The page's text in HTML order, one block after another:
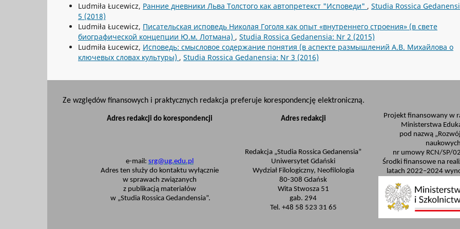
Ludmiła Łucewicz, Ранние дневники Льва Толстого как автопретекст "Исповеди" , Studia Rossica
5 (2018)
Ludmiła Łucewicz, Писательская исповедь Николая Гоголя как опыт «внутреннего строения» (в свете
биографической концепции Ю.м. Лотмана) , Studia Rossica Gedanensia: Nr 2 (2015)
Ludmiła Łucewicz, Исповедь: смысловое содержание понятия (в аспекте размышлений A.В. Mихайлова о
ключевых словах культуры) , Studia Rossica Gedanensia: Nr 3 (2016)
Ze względów finansowych i praktycznych redakcja preferuje korespondencję elektroniczną.
Adres redakcji do korespondencji Adres redakcji
Projekt finansowany w
Ministerstwa
pod nazwą
nr umowy RCN/SP/
Środki finansowe na
latach 2022–2024
e-mail: srg@ug.edu.pl
Adres ten służy do kontaktu wyłącznie
w sprawach związanych
z publikacją materiałów
w „Studia Rossica Gedandensia”.
Redakcja „Studia Rossica Gedanensia”
Uniwersytet Gdański
Wydział Filologiczny, Neofilologia
80-308 Gdańsk
Wita Stwosza 51
gab. 294
Tel. +48 58 523 31 65